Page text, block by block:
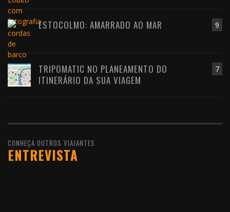
9
ESTOCOLMO: AMARRADO AO MAR
7
TRIPOMATIC NO PLANEAMENTO DO
ITINERÁRIO DA SUA VIAGEM
CONHEÇA OUTROS VIAJANTES
ENTREVISTA